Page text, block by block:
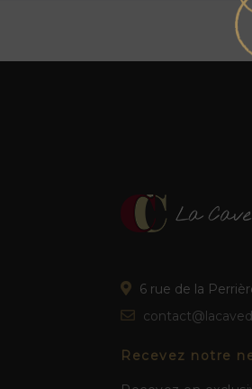
6 rue de la
Recevez notre